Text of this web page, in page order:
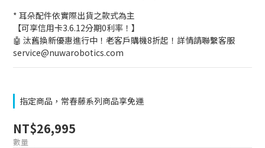
* 耳朵配件依實際出貨之款式為主
【可享信用卡3.6.12分期0利率！】
🤖 汰舊換新優惠進行中！老客戶購機8折起！詳情請聯繫客服
service@nuwarobotics.com
指定商品，常春藤系列商品享免運
NT$26,995
數量